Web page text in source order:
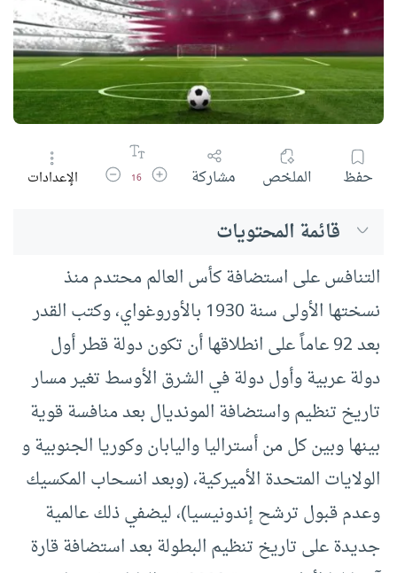
حفظ الملخص مشاركة زيادة حجم الخط
16 تقليل حجم الخط
الإعدادات
قائمة المحتويات
التنافس على استضافة كأس العالم محتدم منذ
نسختها الأولى سنة 1930 بالأوروغواي، وكتب القدر
بعد 92 عاماً على انطلاقها أن تكون دولة قطر أول
دولة عربية وأول دولة في الشرق الأوسط تغير مسار
تاريخ تنظيم واستضافة المونديال بعد منافسة قوية
بينها وبين كل من أستراليا​ و​اليابان​ و​كوريا الجنوبية​ و​
الولايات المتحدة الأميركية، (وبعد انسحاب المكسيك
وعدم قبول ترشح إندونيسيا)، ليضفي ذلك عالمية
جديدة على تاريخ تنظيم البطولة بعد استضافة قارة